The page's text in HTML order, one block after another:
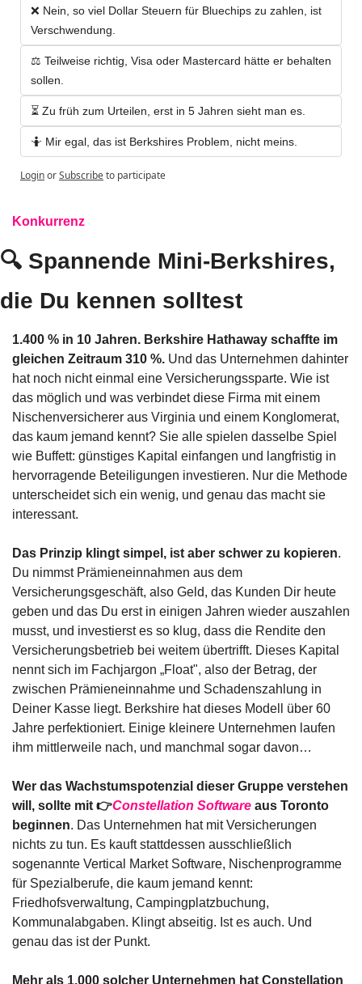
❌ Nein, so viel Dollar Steuern für Bluechips zu zahlen, ist
Verschwendung.
⚖️ Teilweise richtig, Visa oder Mastercard hätte er behalten
sollen.
⏳ Zu früh zum Urteilen, erst in 5 Jahren sieht man es.
🤷 Mir egal, das ist Berkshires Problem, nicht meins.
LoginorSubscribeto participate
Konkurrenz
🔍 Spannende Mini-Berkshires,
die Du kennen solltest
1.400 % in 10 Jahren. Berkshire Hathaway schaffte im
gleichen Zeitraum 310 %. Und das Unternehmen dahinter
hat noch nicht einmal eine Versicherungssparte. Wie ist
das möglich und was verbindet diese Firma mit einem
Nischenversicherer aus Virginia und einem Konglomerat,
das kaum jemand kennt? Sie alle spielen dasselbe Spiel
wie Buffett: günstiges Kapital einfangen und langfristig in
hervorragende Beteiligungen investieren. Nur die Methode
unterscheidet sich ein wenig, und genau das macht sie
interessant.
Das Prinzip klingt simpel, ist aber schwer zu kopieren.
Du nimmst Prämieneinnahmen aus dem
Versicherungsgeschäft, also Geld, das Kunden Dir heute
geben und das Du erst in einigen Jahren wieder auszahlen
musst, und investierst es so klug, dass die Rendite den
Versicherungsbetrieb bei weitem übertrifft. Dieses Kapital
nennt sich im Fachjargon „Float", also der Betrag, der
zwischen Prämieneinnahme und Schadenszahlung in
Deiner Kasse liegt. Berkshire hat dieses Modell über 60
Jahre perfektioniert. Einige kleinere Unternehmen laufen
ihm mittlerweile nach, und manchmal sogar davon…
Wer das Wachstumspotenzial dieser Gruppe verstehen
will, sollte mit 👉Constellation Software aus Toronto
beginnen. Das Unternehmen hat mit Versicherungen
nichts zu tun. Es kauft stattdessen ausschließlich
sogenannte Vertical Market Software, Nischenprogramme
für Spezialberufe, die kaum jemand kennt:
Friedhofsverwaltung, Campingplatzbuchung,
Kommunalabgaben. Klingt abseitig. Ist es auch. Und
genau das ist der Punkt.
Mehr als 1.000 solcher Unternehmen hat Constellation